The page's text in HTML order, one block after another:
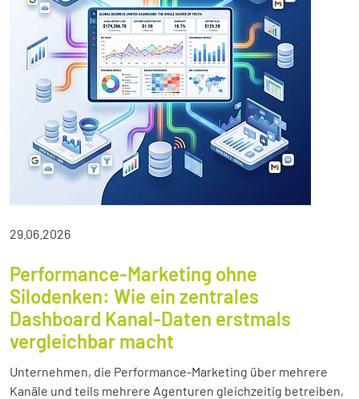
29.06.2026
Performance-Marketing ohne
Silodenken: Wie ein zentrales
Dashboard Kanal-Daten erstmals
vergleichbar macht
Unternehmen, die Performance-Marketing über mehrere
Kanäle und teils mehrere Agenturen gleichzeitig betreiben,